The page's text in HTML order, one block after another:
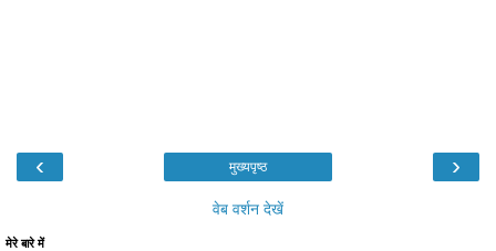
‹ ›
मुख्यपृष्ठ
वेब वर्शन देखें
मेरे बारे में